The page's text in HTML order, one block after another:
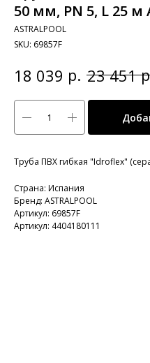
50 мм, PN 5, L 25 м
ASTRALPOOL
SKU: 69857F
18 039 р. 23 451
Труба ПВХ гибкая "Idroflex"
Страна: Испания
Бренд: ASTRALPOOL
Артикул: 69857F
Артикул: 4404180111